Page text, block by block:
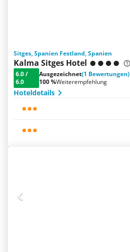
Sitges, Spanien Festland, Spanien
Kalma Sitges Hotel
6.0/
6.0
Ausgezeichnet(1 Bewertungen)
100 %Weiterempfehlung
Hoteldetails